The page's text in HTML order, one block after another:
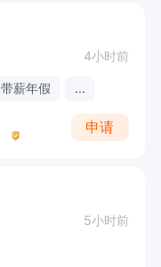
4小时前
带薪年假 ...
申请
5小时前